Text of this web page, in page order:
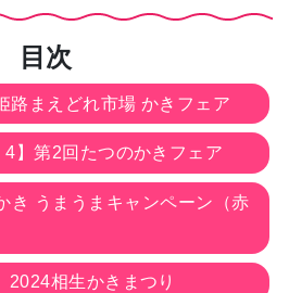
目次
路まえどれ市場 かきフェア
4】第2回たつのかきフェア
き うまうまキャンペーン（赤
2024相生かきまつり